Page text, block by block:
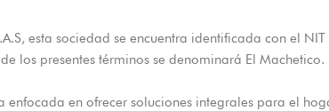
esta sociedad se encuentra identificada con el
los presentes términos se denominará El Machetico.
en ofrecer soluciones integrales para el